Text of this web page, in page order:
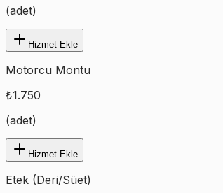
(adet)
Hizmet Ekle
Motorcu Montu
₺1.750
(adet)
Hizmet Ekle
Etek (Deri/Süet)